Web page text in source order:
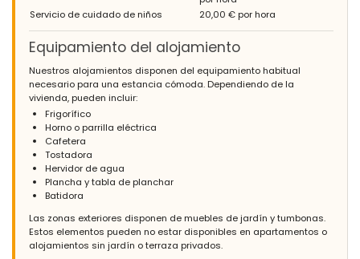
Servicio de cuidado de niños
20,00 € por hora
Equipamiento del alojamiento
Nuestros alojamientos disponen del equipamiento habitual
necesario para una estancia cómoda. Dependiendo de la
vivienda, pueden incluir:
Frigorífico
Horno o parrilla eléctrica
Cafetera
Tostadora
Hervidor de agua
Plancha y tabla de planchar
Batidora
Las zonas exteriores disponen de muebles de jardín y tumbonas.
Estos elementos pueden no estar disponibles en apartamentos o
alojamientos sin jardín o terraza privados.